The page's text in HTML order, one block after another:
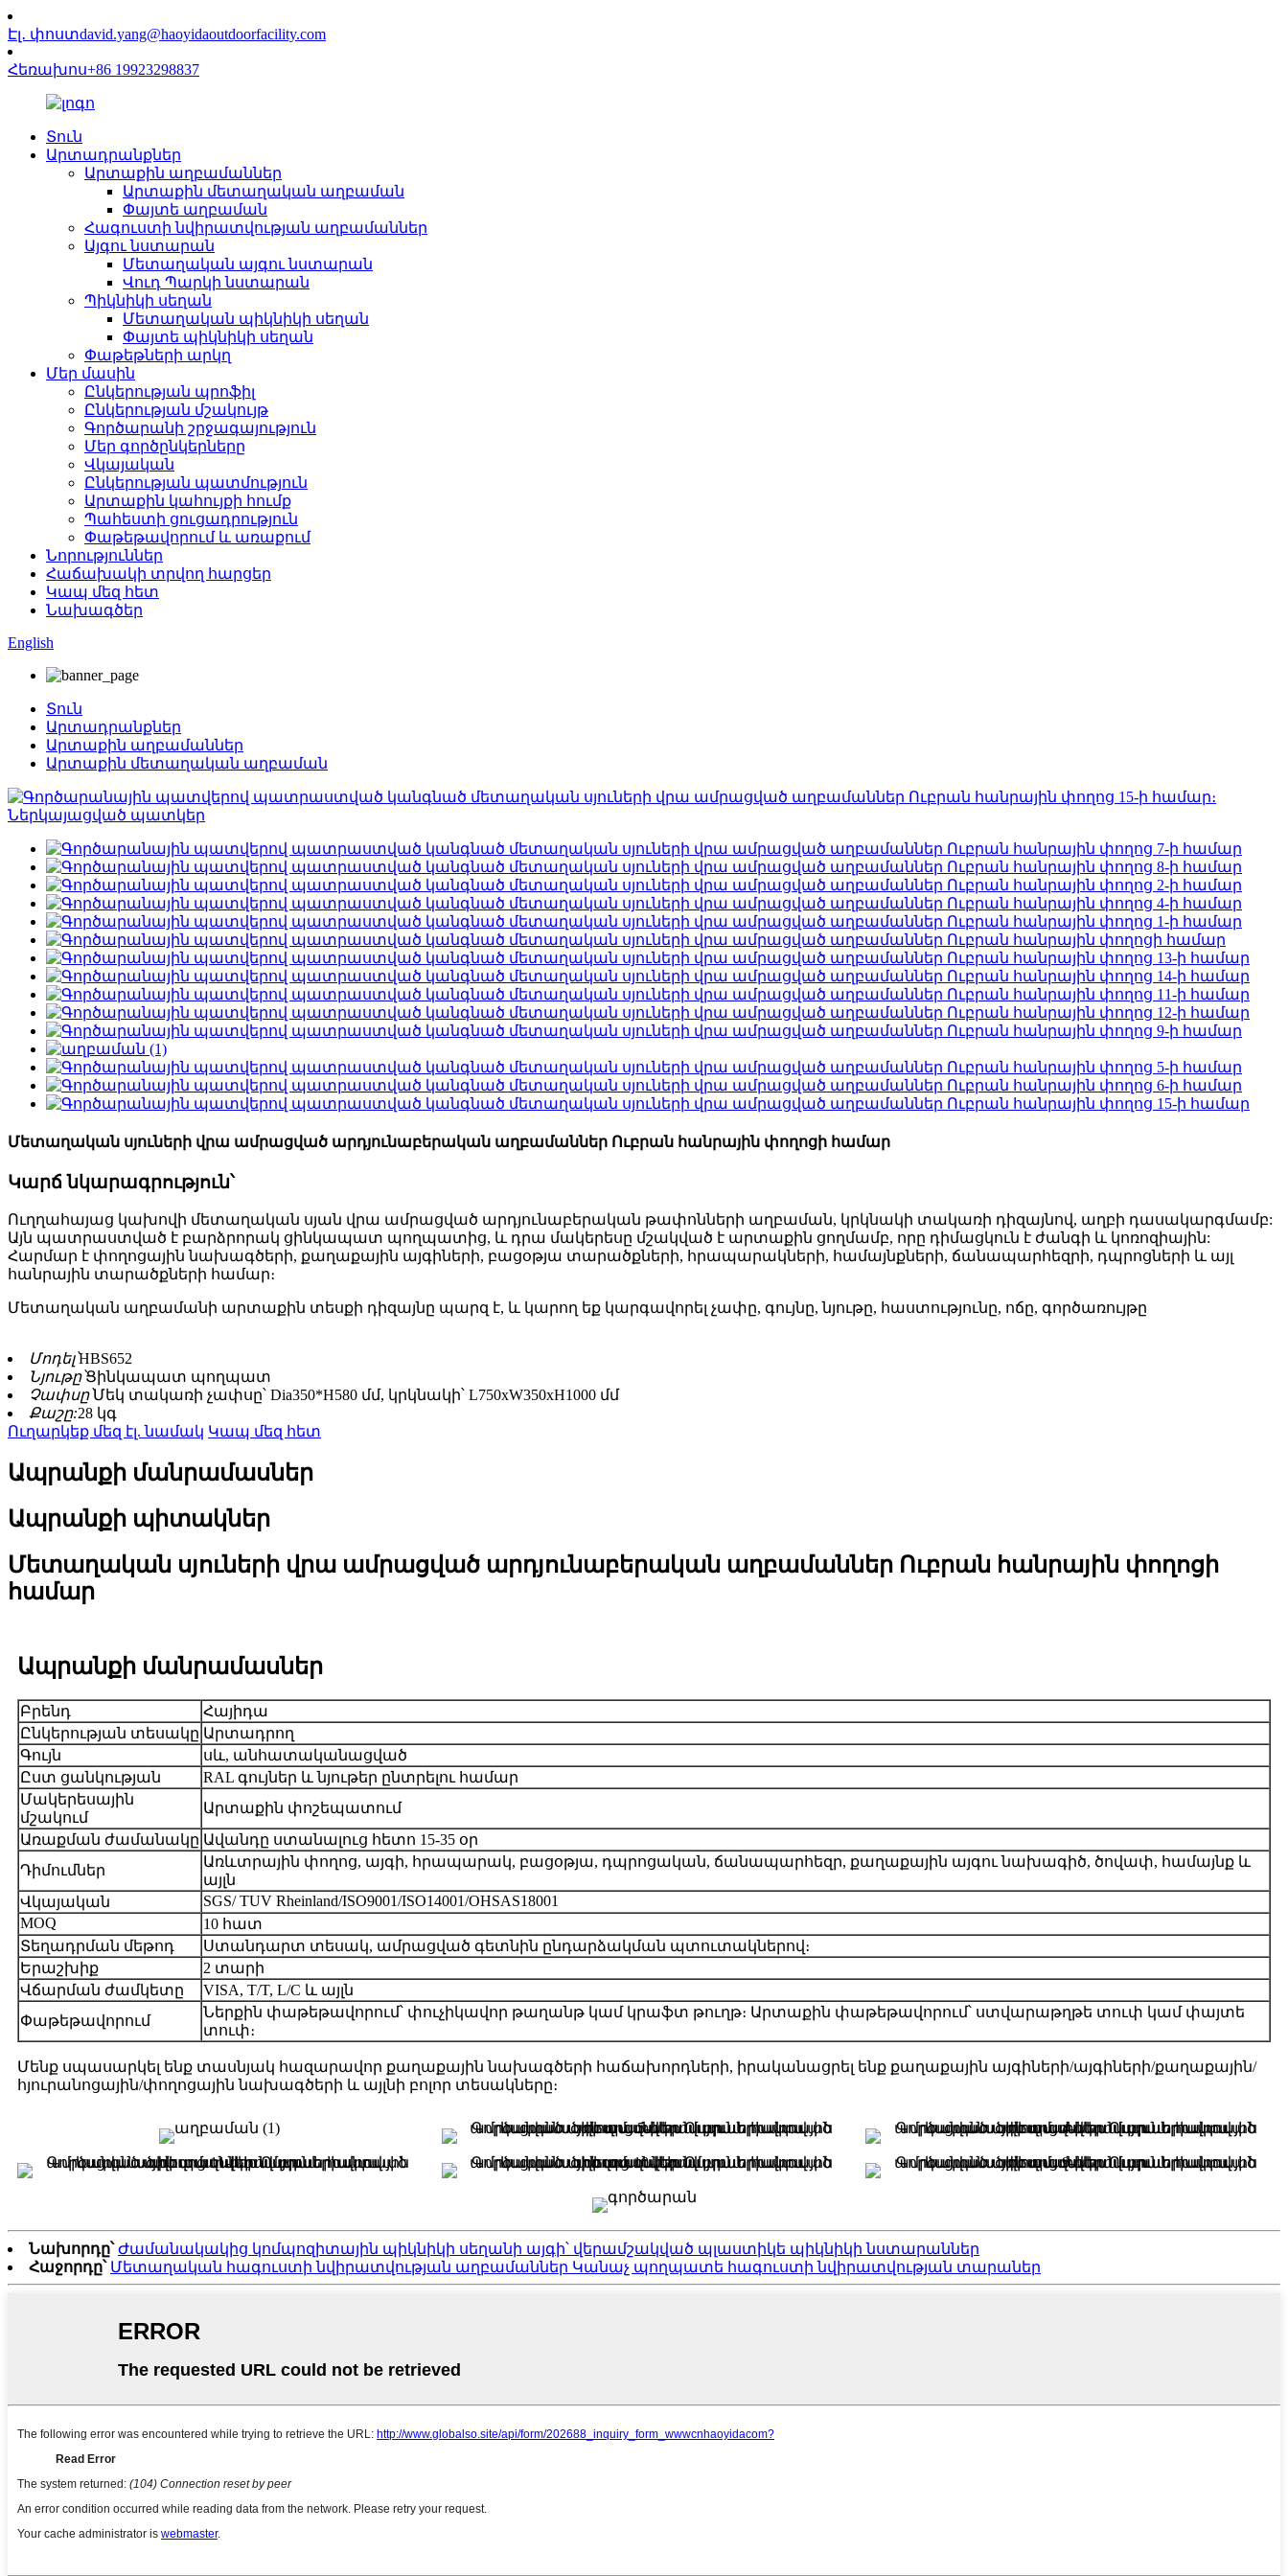
Էլ․ փոստdavid.yang@haoyidaoutdoorfacility.com
Հեռախոս+86 19923298837
Տուն
Արտադրանքներ
Արտաքին աղբամաններ
Արտաքին մետաղական աղբաման
Փայտե աղբաման
Հագուստի նվիրատվության աղբամաններ
Այգու նստարան
Մետաղական այգու նստարան
Վուդ Պարկի նստարան
Պիկնիկի սեղան
Մետաղական պիկնիկի սեղան
Փայտե պիկնիկի սեղան
Փաթեթների արկղ
Մեր մասին
Ընկերության պրոֆիլ
Ընկերության մշակույթ
Գործարանի շրջագայություն
Մեր գործընկերները
Վկայական
Ընկերության պատմություն
Արտաքին կահույքի հումք
Պահեստի ցուցադրություն
Փաթեթավորում և առաքում
Նորություններ
Հաճախակի տրվող հարցեր
Կապ մեզ հետ
Նախագծեր
English
Տուն
Արտադրանքներ
Արտաքին աղբամաններ
Արտաքին մետաղական աղբաման
Մետաղական սյուների վրա ամրացված արդյունաբերական աղբամաններ Ուբրան հանրային փողոցի համար
Կարճ նկարագրություն՝
Ուղղահայաց կախովի մետաղական սյան վրա ամրացված արդյունաբերական թափոնների աղբաման, կրկնակի տակառի դիզայնով, աղբի դասակարգմամբ:
Այն պատրաստված է բարձրորակ ցինկապատ պողպատից, և դրա մակերեսը մշակված է արտաքին ցողմամբ, որը դիմացկուն է ժանգի և կոռոզիային:
Հարմար է փողոցային նախագծերի, քաղաքային այգիների, բացօթյա տարածքների, հրապարակների, համայնքների, ճանապարհեզրի, դպրոցների և այլ
հանրային տարածքների համար։
Մետաղական աղբամանի արտաքին տեսքի դիզայնը պարզ է, և կարող եք կարգավորել չափը, գույնը, նյութը, հաստությունը, ոճը, գործառույթը
Մոդել՝HBS652
Նյութը՝Ցինկապատ պողպատ
Չափսը՝Մեկ տակառի չափսը՝ Dia350*H580 մմ, կրկնակի՝ L750xW350xH1000 մմ
Քաշը:28 կգ
Ուղարկեք մեզ էլ. նամակ Կապ մեզ հետ
Ապրանքի մանրամասներ
Ապրանքի պիտակներ
Մետաղական սյուների վրա ամրացված արդյունաբերական աղբամաններ Ուբրան հանրային փողոցի
համար
Ապրանքի մանրամասներ
Բրենդ
Հայիդա
Ընկերության տեսակը Արտադրող
Գույն
սև, անհատականացված
Ըստ ցանկության
RAL գույներ և նյութեր ընտրելու համար
Մակերեսային
մշակում
Արտաքին փոշեպատում
Առաքման ժամանակը Ավանդը ստանալուց հետո 15-35 օր
Դիմումներ
Առևտրային փողոց, այգի, հրապարակ, բացօթյա, դպրոցական, ճանապարհեզր, քաղաքային այգու նախագիծ, ծովափ, համայնք և
այլն
Վկայական
SGS/ TUV Rheinland/ISO9001/ISO14001/OHSAS18001
MOQ
10 հատ
Տեղադրման մեթոդ
Ստանդարտ տեսակ, ամրացված գետնին ընդարձակման պտուտակներով։
Երաշխիք
2 տարի
Վճարման ժամկետը
VISA, T/T, L/C և այլն
Փաթեթավորում
Ներքին փաթեթավորում՝ փուչիկավոր թաղանթ կամ կրաֆտ թուղթ։ Արտաքին փաթեթավորում՝ ստվարաթղթե տուփ կամ փայտե
տուփ։
Մենք սպասարկել ենք տասնյակ հազարավոր քաղաքային նախագծերի հաճախորդների, իրականացրել ենք քաղաքային այգիների/այգիների/քաղաքային/
հյուրանոցային/փողոցային նախագծերի և այլնի բոլոր տեսակները։
Նախորդը՝ Ժամանակակից կոմպոզիտային պիկնիկի սեղանի այգի՝ վերամշակված պլաստիկե պիկնիկի նստարաններ
Հաջորդը՝ Մետաղական հագուստի նվիրատվության աղբամաններ Կանաչ պողպատե հագուստի նվիրատվության տարաներ